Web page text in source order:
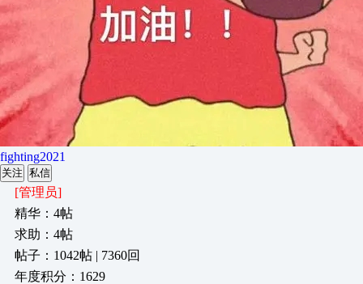
fighting2021
关注 私信
[管理员]
精华：4帖
求助：4帖
帖子：1042帖 | 7360回
年度积分：1629